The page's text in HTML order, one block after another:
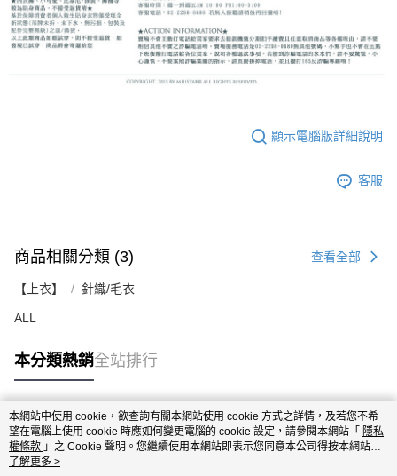
顯示電腦版詳細說明
客服
商品相關分類 (3) 查看全部
【上衣】 針織/毛衣
ALL
本分類熱銷全站排行
熱門標籤
本網站中使用 cookie，欲查詢有關本網站使用 cookie 方式之詳情，及若您不希
望在電腦上使用 cookie 時應如何變更電腦的 cookie 設定，請參閱本網站「 隱私
權條款 」之 Cookie 聲明。您繼續使用本網站即表示您同意本公司得按本網站使
用條款之 Cookie 聲明使用 cookie。
了解更多 >